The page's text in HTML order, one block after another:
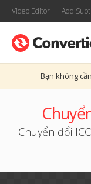
Video Editor Add
Bạn không
Chuyển đổi